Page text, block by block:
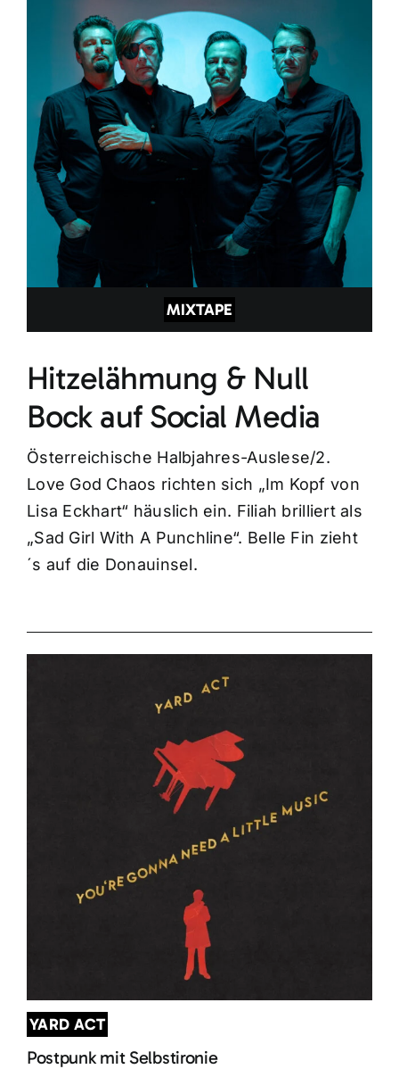
MIXTAPE
Hitzelähmung & Null
Bock auf Social Media
Österreichische Halbjahres-Auslese/2.
Love God Chaos richten sich „Im Kopf von
Lisa Eckhart“ häuslich ein. Filiah brilliert als
„Sad Girl With A Punchline“. Belle Fin zieht
´s auf die Donauinsel.
YARD ACT
Postpunk mit Selbstironie